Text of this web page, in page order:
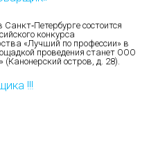
состоится
конкурса
«Лучший по профессии» в
проведения станет ООО
остров, д. 28).
!!!